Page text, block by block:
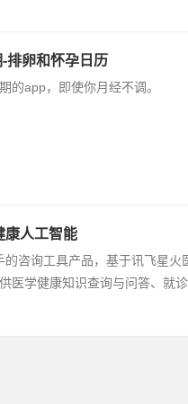
排卵和怀孕日历
的app，即使你月经不调。
康人工智能
的咨询工具产品，基于讯飞星火
医学健康知识查询与问答、就